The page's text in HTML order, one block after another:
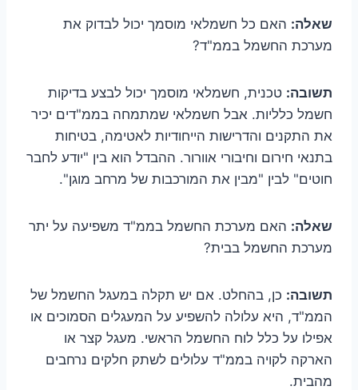
שאלה: האם כל חשמלאי מוסמך יכול לבדוק את
מערכת החשמל בממ"ד?
תשובה: טכנית, חשמלאי מוסמך יכול לבצע בדיקות
חשמל כלליות. אבל חשמלאי שמתמחה בממ"דים יכיר
את התקנים והדרישות הייחודיות לאטימה, בטיחות
בתנאי חירום וחיבורי אוורור. ההבדל הוא בין "יודע לחבר
חוטים" לבין "מבין את המורכבות של מרחב מוגן".
שאלה: האם מערכת החשמל בממ"ד משפיעה על יתר
מערכת החשמל בבית?
תשובה: כן, בהחלט. אם יש תקלה במעגל החשמל של
הממ"ד, היא עלולה להשפיע על המעגלים הסמוכים או
אפילו על כלל לוח החשמל הראשי. מעגל קצר או
הארקה לקויה בממ"ד עלולים לשתק חלקים נרחבים
מהבית.